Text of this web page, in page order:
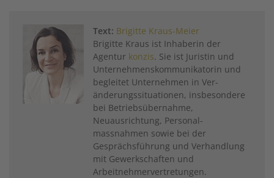
Text: Brigitte Kraus-Meier
Brigitte Kraus ist ­Inhaberin der
Agentur konzis. Sie ist Juristin und
Unternehmenskommunikatorin und
begleitet Unternehmen in Ver­
änderungssituationen, ­insbesondere
bei Betriebsübernahme,
Neuausrichtung, Personal­
massnahmen sowie bei der
Gesprächsführung und Verhandlung
mit Gewerkschaften und
Arbeitnehmer­vertretungen.